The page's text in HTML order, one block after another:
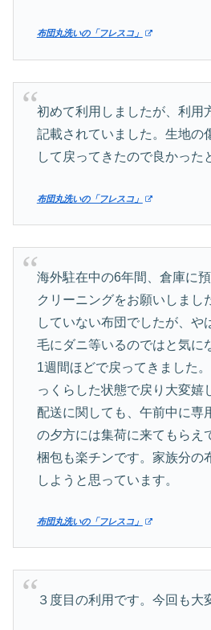
布団丸洗いの「フレスコ」
初めて利用しましたが、利用
記載されていました。生地の
して戻ってきたので良かった
布団丸洗いの「フレスコ」
海外駐在中の6年間、倉庫に
クリーニングをお願いしまし
していない布団でしたが、や
毛にダニ等いるのではと気に
1週間ほどで戻ってきました
っくらした状態で戻り大変嬉
配送に関しても、午前中に専
の夕方には集荷に来てもらえ
梱包も楽チンです。家族分の
しようと思っています。
布団丸洗いの「フレスコ」
３度目の利用です。今回も大